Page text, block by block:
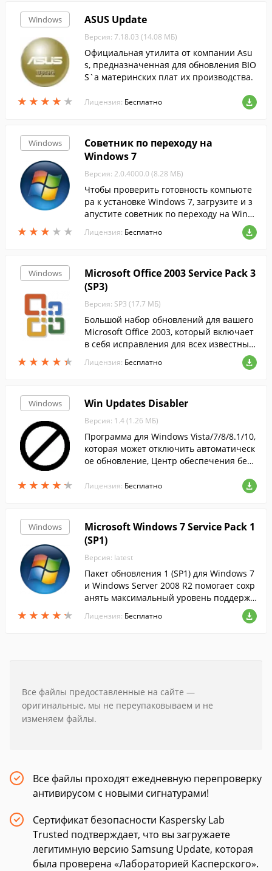
Windows
★ ★ ★ ★ ★
★ ★ ★ ★ ★
ASUS Update
Версия: 7.18.03 (14.08 МБ)
Официальная утилита от компании Asu
s, предназначенная для обновления BIO
S`а материнских плат их производства.
Лицензия: Бесплатно
Windows
★ ★ ★ ★ ★
★ ★ ★ ★ ★
Советник по переходу на
Windows 7
Версия: 2.0.4000.0 (8.28 МБ)
Чтобы проверить готовность компьюте
ра к установке Windows 7, загрузите и з
апустите советник по переходу на Wind
Лицензия: Бесплатно
Windows
★ ★ ★ ★ ★
★ ★ ★ ★ ★
Microsoft Office 2003 Service Pack 3
(SP3)
Версия: SP3 (17.7 МБ)
Большой набор обновлений для вашего
Microsoft Office 2003, который включает
в себя исправления для всех известных
ошибок и уязвимостей, что позволяет зн
ачительно улучшить вашу работу с до...
Лицензия: Бесплатно
Windows
★ ★ ★ ★ ★
★ ★ ★ ★ ★
Win Updates Disabler
Версия: 1.4 (1.26 МБ)
Программа для Windows Vista/7/8/8.1/10,
которая может отключить автоматическ
ое обновление, Центр обеспечения безо
уэр Windows.
Лицензия: Бесплатно
Windows
★ ★ ★ ★ ★
★ ★ ★ ★ ★
Microsoft Windows 7 Service Pack 1
(SP1)
Версия: latest
Пакет обновления 1 (SP1) для Windows 7
и Windows Server 2008 R2 помогает сохр
анять максимальный уровень поддержк
и настольных компьютеров и серверов.
Он также обеспечивает постоянное улу
енные обновления, доставляемые из Це
тформ Windows 7 и Windows Server 2008
R2, разработанные на основе отзывов п
ользователей и партнеров.
Лицензия: Бесплатно
Все файлы предоставленные на сайте —
оригинальные, мы не переупаковываем и не
изменяем файлы.
Все файлы проходят ежедневную перепроверку
антивирусом с новыми сигнатурами!
Сертификат безопасности Kaspersky Lab
Trusted подтверждает, что вы загружаете
легитимную версию Samsung Update, которая
была проверена «Лабораторией Касперского».